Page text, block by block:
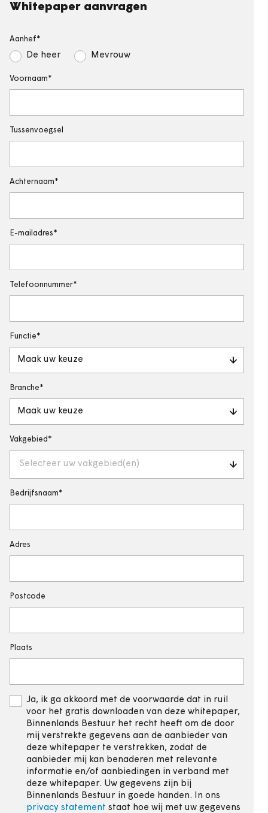
Whitepaper aanvragen
Aanhef
De heer Mevrouw
Voornaam
Tussenvoegsel
Achternaam
E-mailadres
Telefoonnummer
Functie
Maak uw keuze
Branche
Maak uw keuze
Vakgebied
Selecteer uw vakgebied(en)
Bedrijfsnaam
Adres
Postcode
Plaats
Ja, ik ga akkoord met de voorwaarde dat in ruil
voor het gratis downloaden van deze whitepaper,
Binnenlands Bestuur het recht heeft om de door
mij verstrekte gegevens aan de aanbieder van
deze whitepaper te verstrekken, zodat de
aanbieder mij kan benaderen met relevante
informatie en/of aanbiedingen in verband met
deze whitepaper. Uw gegevens zijn bij
Binnenlands Bestuur in goede handen. In ons
privacy statement staat hoe wij met uw gegevens